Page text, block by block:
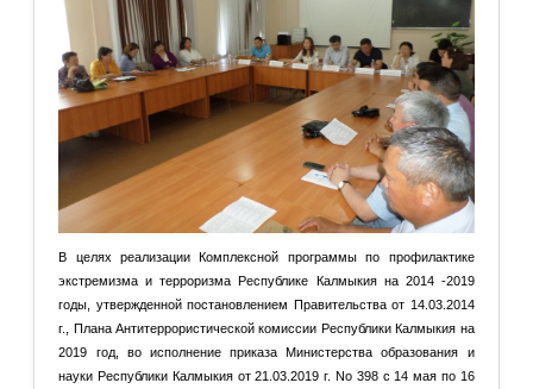
В целях реализации Комплексной программы по профилактике
экстремизма и терроризма Республике Калмыкия на 2014 -2019
годы, утвержденной постановлением Правительства от 14.03.2014
г., Плана Антитеррористической комиссии Республики Калмыкия на
2019 год, во исполнение приказа Министерства образования и
науки Республики Калмыкия от 21.03.2019 г. No 398 с 14 мая по 16